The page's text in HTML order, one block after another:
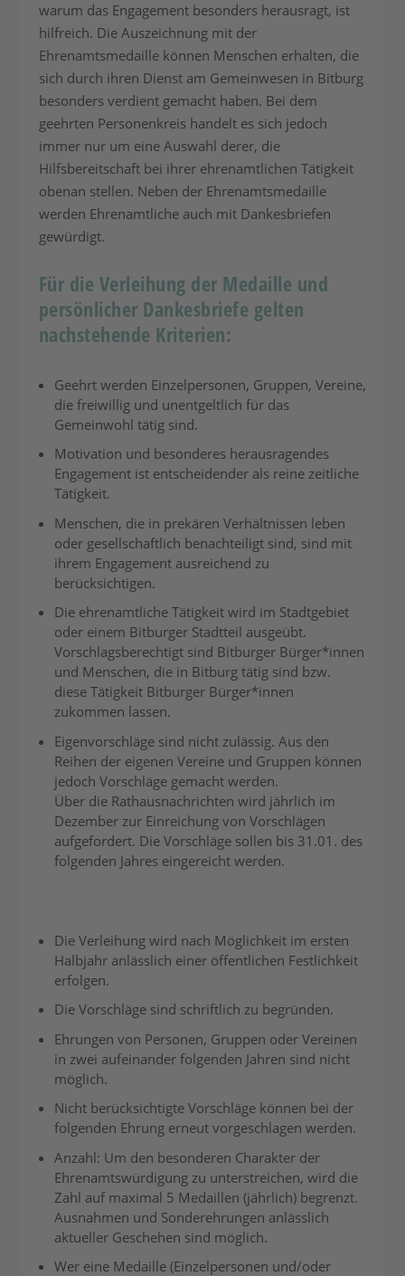
warum das Engagement besonders herausragt, ist
hilfreich. Die Auszeichnung mit der
Ehrenamtsmedaille können Menschen erhalten, die
sich durch ihren Dienst am Gemeinwesen in Bitburg
besonders verdient gemacht haben. Bei dem
geehrten Personenkreis handelt es sich jedoch
immer nur um eine Auswahl derer, die
Hilfsbereitschaft bei ihrer ehrenamtlichen Tätigkeit
obenan stellen. Neben der Ehrenamtsmedaille
werden Ehrenamtliche auch mit Dankesbriefen
gewürdigt.
Für die Verleihung der Medaille und
persönlicher Dankesbriefe gelten
nachstehende Kriterien:
Geehrt werden Einzelpersonen, Gruppen, Vereine,
die freiwillig und unentgeltlich für das
Gemeinwohl tätig sind.
Motivation und besonderes herausragendes
Engagement ist entscheidender als reine zeitliche
Tätigkeit.
Menschen, die in prekären Verhältnissen leben
oder gesellschaftlich benachteiligt sind, sind mit
ihrem Engagement ausreichend zu
berücksichtigen.
Die ehrenamtliche Tätigkeit wird im Stadtgebiet
oder einem Bitburger Stadtteil ausgeübt.
Vorschlagsberechtigt sind Bitburger Bürger*innen
und Menschen, die in Bitburg tätig sind bzw.
diese Tätigkeit Bitburger Bürger*innen
zukommen lassen.
Eigenvorschläge sind nicht zulässig. Aus den
Reihen der eigenen Vereine und Gruppen können
jedoch Vorschläge gemacht werden.
Über die Rathausnachrichten wird jährlich im
Dezember zur Einreichung von Vorschlägen
aufgefordert. Die Vorschläge sollen bis 31.01. des
folgenden Jahres eingereicht werden.
Die Verleihung wird nach Möglichkeit im ersten
Halbjahr anlässlich einer öffentlichen Festlichkeit
erfolgen.
Die Vorschläge sind schriftlich zu begründen.
Ehrungen von Personen, Gruppen oder Vereinen
in zwei aufeinander folgenden Jahren sind nicht
möglich.
Nicht berücksichtigte Vorschläge können bei der
folgenden Ehrung erneut vorgeschlagen werden.
Anzahl: Um den besonderen Charakter der
Ehrenamtswürdigung zu unterstreichen, wird die
Zahl auf maximal 5 Medaillen (jährlich) begrenzt.
Ausnahmen und Sonderehrungen anlässlich
aktueller Geschehen sind möglich.
Wer eine Medaille (Einzelpersonen und/oder